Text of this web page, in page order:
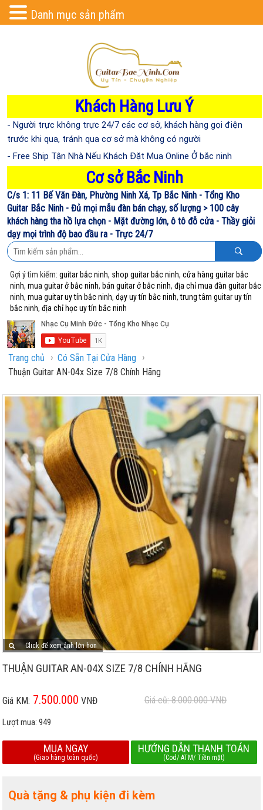
Khách Hàng Lưu Ý
- Người trực không trực 24/7 các cơ sở, khách hàng gọi điện
trước khi qua, tránh qua cơ sở mà không có người
- Free Ship Tận Nhà Nếu Khách Đặt Mua Online Ở bắc ninh
Cơ sở Bắc Ninh
C/s 1: 11 Bế Văn Đàn, Phường Ninh Xá, Tp Bắc Ninh - Tổng Kho
Guitar Bắc Ninh - Đủ mọi mẫu đàn bán chạy, số lượng > 100 cây
khách hàng tha hồ lựa chọn - Mặt đường lớn, ô tô đỗ cửa - Thầy giỏi
dạy mọi trình độ bao đầu ra - Trực 24/7
Gợi ý tìm kiếm:guitar bắc ninh, shop guitar bắc ninh,cửa hàng guitar bắc
ninh,mua guitar ở bắc ninh, bán guitar ở bắc ninh,địa chỉ mua đàn guitar bắc
ninh,mua guitar uy tín bắc ninh,dạy uy tín bắc ninh,trung tâm guitar uy tín
bắc ninh,địa chỉ học uy tín bắc ninh
Trang chủ › Có Sẵn Tại Cửa Hàng ›
Thuận Guitar AN-04x Size 7/8 Chính Hãng
Click để xem ảnh lớn hơn
THUẬN GUITAR AN-04X SIZE 7/8 CHÍNH HÃNG
Giá KM: 7.500.000 VNĐ Giá cũ: 8.000.000VNĐ
Lượt mua:949
MUA NGAY
(Giao hàng toàn quốc)
HƯỚNG DẪN THANH TOÁN
(Cod/ ATM/ Tiền mặt)
Quà tặng & phụ kiện đi kèm
Danh mục sản phẩm